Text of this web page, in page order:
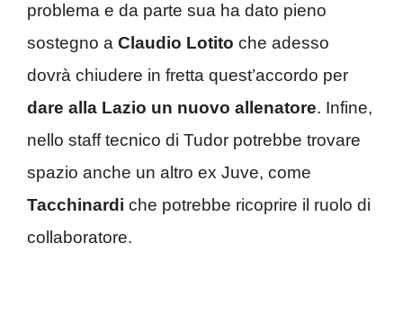
problema e da parte sua ha dato pieno
sostegno a Claudio Lotito che adesso
dovrà chiudere in fretta quest’accordo per
dare alla Lazio un nuovo allenatore. Infine,
nello staff tecnico di Tudor potrebbe trovare
spazio anche un altro ex Juve, come
Tacchinardi che potrebbe ricoprire il ruolo di
collaboratore.